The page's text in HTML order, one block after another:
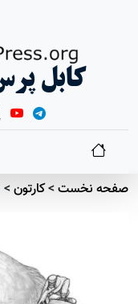
کابل
صفحه نخست>کارتون>